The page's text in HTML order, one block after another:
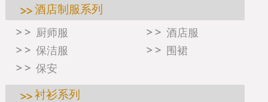
酒店制服系列
厨师服
酒店服
保洁服
围裙
保安
衬衫系列